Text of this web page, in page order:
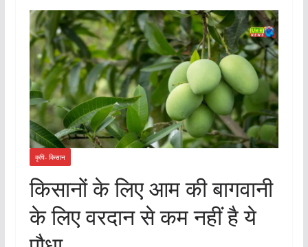
कृषि- किसान
किसानों के लिए आम की बागवानी
के लिए वरदान से कम नहीं है ये